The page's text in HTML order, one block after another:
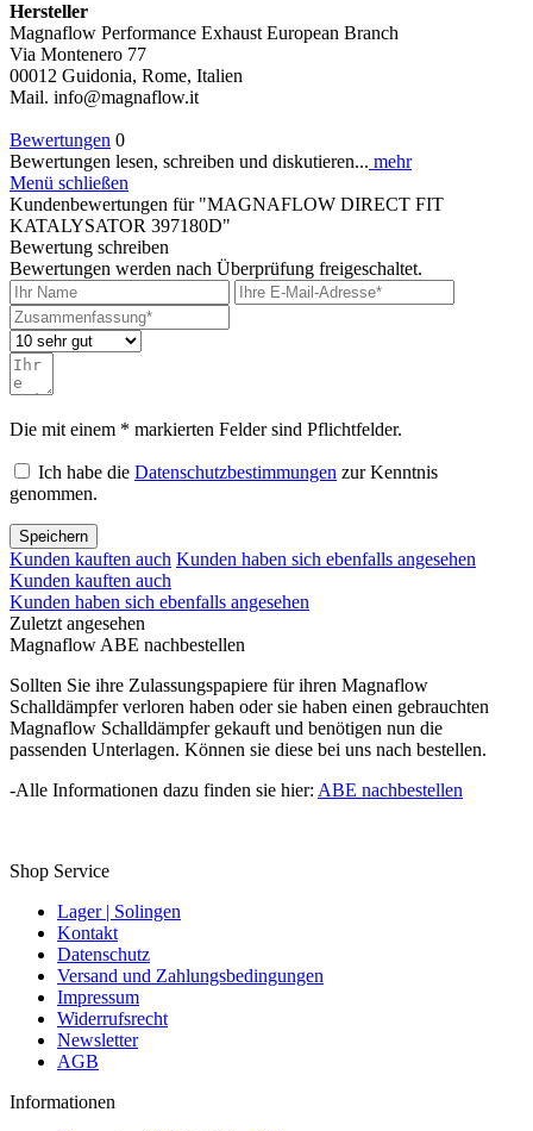
Hersteller
Magnaflow Performance Exhaust European Branch
Via Montenero 77
00012 Guidonia, Rome, Italien
Mail. info@magnaflow.it
Bewertungen 0
Bewertungen lesen, schreiben und diskutieren... mehr
Menü schließen
Kundenbewertungen für "MAGNAFLOW DIRECT FIT
KATALYSATOR 397180D"
Bewertung schreiben
Bewertungen werden nach Überprüfung freigeschaltet.
Die mit einem * markierten Felder sind Pflichtfelder.
Ich habe die Datenschutzbestimmungen zur Kenntnis
genommen.
Speichern
Kunden kauften auch Kunden haben sich ebenfalls angesehen
Kunden kauften auch
Kunden haben sich ebenfalls angesehen
Zuletzt angesehen
Magnaflow ABE nachbestellen
Sollten Sie ihre Zulassungspapiere für ihren Magnaflow
Schalldämpfer verloren haben oder sie haben einen gebrauchten
Magnaflow Schalldämpfer gekauft und benötigen nun die
passenden Unterlagen. Können sie diese bei uns nach bestellen.
-Alle Informationen dazu finden sie hier: ABE nachbestellen
Shop Service
Lager | Solingen
Kontakt
Datenschutz
Versand und Zahlungsbedingungen
Impressum
Widerrufsrecht
Newsletter
AGB
Informationen